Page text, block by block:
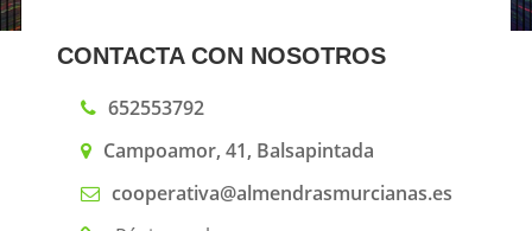
CONTACTA CON NOSOTROS
652553792
Campoamor, 41, Balsapintada
cooperativa@almendrasmurcianas.es